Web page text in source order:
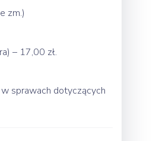
zm.)
– 17,00 zł.
sprawach dotyczących